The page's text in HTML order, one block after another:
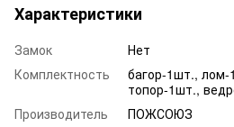
Характеристики
Замок
Нет
Комплектность
багор-1шт.,
топор-1шт.,
Производитель
ПОЖСОЮЗ